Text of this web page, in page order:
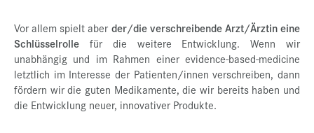
Vor allem spielt aber der/die verschreibende Arzt/Ärztin eine
Schlüsselrolle für die weitere Entwicklung. Wenn wir
unabhängig und im Rahmen einer evidence-based-medicine
letztlich im Interesse der Patienten/innen verschreiben, dann
fördern wir die guten Medikamente, die wir bereits haben und
die Entwicklung neuer, innovativer Produkte.